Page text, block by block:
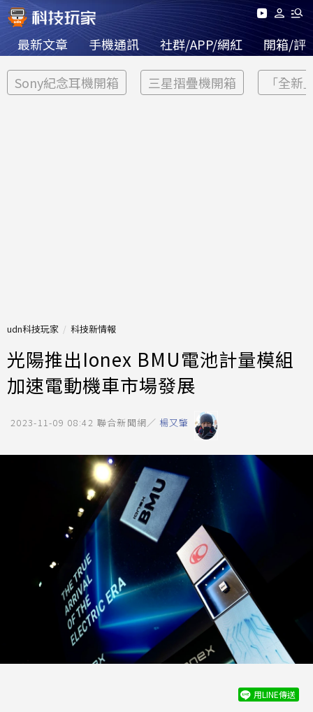
最新文章 手機通訊 社群/APP/網紅 開箱/評
Sony紀念耳機開箱 三星摺疊機開箱 「全新
udn科技玩家 科技新情報
光陽推出Ionex BMU電池計量模組
加速電動機車市場發展
2023-11-09 08:42 聯合新聞網／ 楊又肇
用LINE傳送